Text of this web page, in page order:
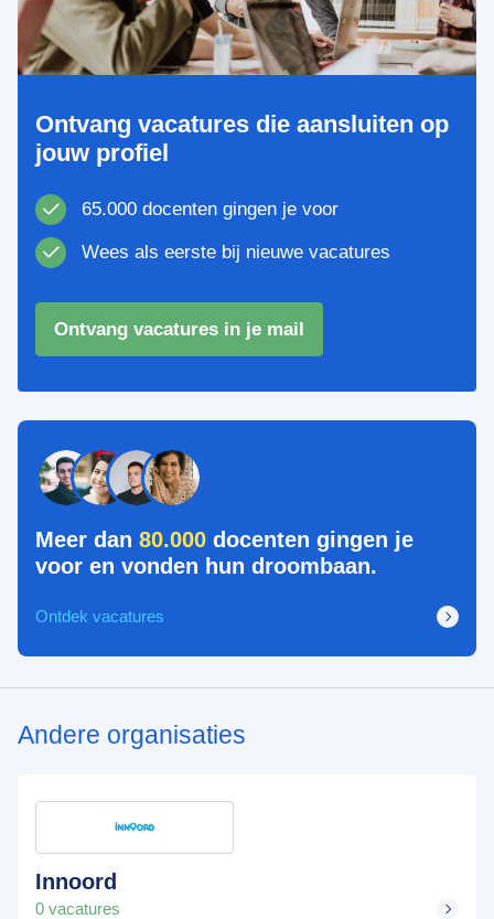
Ontvang vacatures die aansluiten op
jouw profiel
65.000 docenten gingen je voor
Wees als eerste bij nieuwe vacatures
Ontvang vacatures in je mail
Meer dan 80.000 docenten gingen je
voor en vonden hun droombaan.
Ontdek vacatures
Andere organisaties
Innoord
0 vacatures